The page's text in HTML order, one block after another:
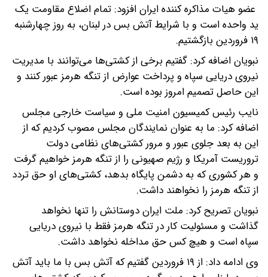
عضو هیات مذاکره کننده ایران افزود: تمام اضلاع مقاومت یک
ید واحده است و با شرایط آتش بس در لبنان، به روز چهارشنبه
۱۹ فروردین بازگشتیم.
نبویان اضافه کرد: گفتیم برخی از کشتی‌ها می‌توانند با مدیریت
نیروی دریایی سپاه و پرداخت عوارض از تنگه هرمز عبور کنند و
این حاصل تصمیم امروز بوده است.
نایب رئیس کمیسیون امنیت ملی و سیاست خارجی مجلس
اضافه کرد: ما به عنوان نمایندگان مجلس مصوب کردیم که از
این به بعد جلوی عبور و مرور کشتی‌های نظامی دولت
تروریست آمریکا و رژیم صهیونی را از تنگه هرمز خواهیم گرفت
و هر کشوری که به دشمن پایگاه بدهد، کشتی‌های او حق تردد
از تنگه هرمز را نخواهند داشت.
نبویان تصریح کرد: ملت ایران دوستانش را تنها نخواهد
گذاشت و مسئولیت کار در تنگه هرمز فقط با نیروی دریایی
سپاه است و هیچ کس حق مداخله نخواهد داشت.
وی ادامه داد: از ۱۹ فروردین گفتیم که آتش بس با ما باید آتش